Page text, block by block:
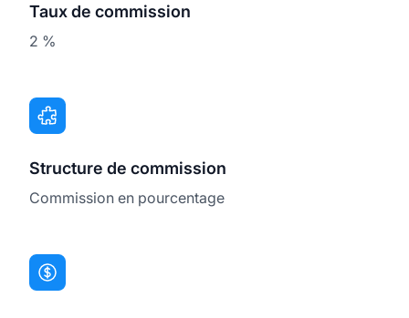
Taux de commission
2 %
Structure de commission
Commission en pourcentage